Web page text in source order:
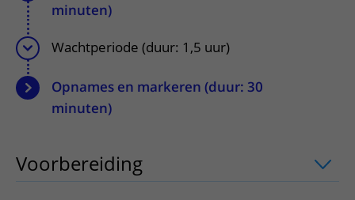
minuten)
Wachtperiode (duur: 1,5 uur)
Opnames en markeren (duur: 30
minuten)
Voorbereiding uitklapper, klik om te